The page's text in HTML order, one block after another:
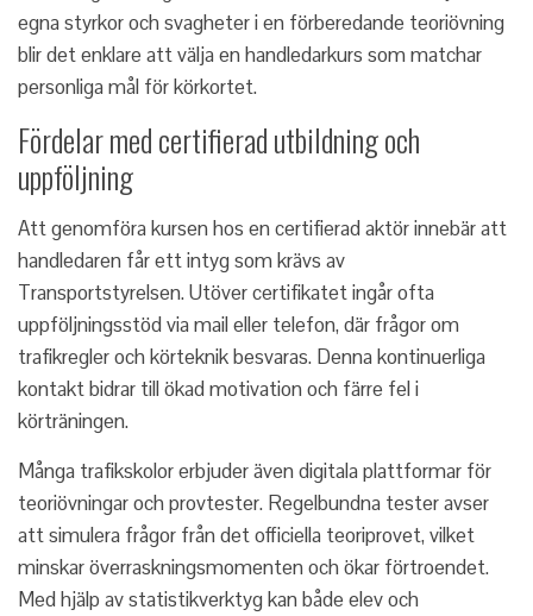
egna styrkor och svagheter i en förberedande teoriövning
blir det enklare att välja en handledarkurs som matchar
personliga mål för körkortet.
Fördelar med certifierad utbildning och
uppföljning
Att genomföra kursen hos en certifierad aktör innebär att
handledaren får ett intyg som krävs av
Transportstyrelsen. Utöver certifikatet ingår ofta
uppföljningsstöd via mail eller telefon, där frågor om
trafikregler och körteknik besvaras. Denna kontinuerliga
kontakt bidrar till ökad motivation och färre fel i
körträningen.
Många trafikskolor erbjuder även digitala plattformar för
teoriövningar och provtester. Regelbundna tester avser
att simulera frågor från det officiella teoriprovet, vilket
minskar överraskningsmomenten och ökar förtroendet.
Med hjälp av statistikverktyg kan både elev och